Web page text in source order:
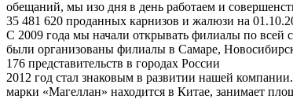
обещаний, мы изо дня в день работаем и
35 481 620 проданных карнизов и жалюзи на
С 2009 года мы начали открывать филиалы по всей
были организованы филиалы в Самаре,
176 представительств в городах России
2012 год стал знаковым в развитии нашей
марки «Магеллан» находится в Китае, занимает